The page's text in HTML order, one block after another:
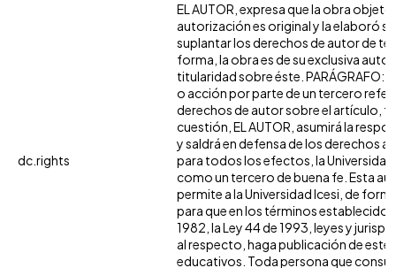
dc.rights
EL AUTOR, expresa que la obra
autorización es original y la elaboró
suplantar los derechos de autor de
forma, la obra es de su exclusiva
titularidad sobre éste. PARÁGRAFO:
o acción por parte de un tercero
derechos de autor sobre el artículo,
cuestión, EL AUTOR, asumirá la
y saldrá en defensa de los derechos
para todos los efectos, la Universidad
como un tercero de buena fe. Esta
permite a la Universidad Icesi, de
para que en los términos establecidos
1982, la Ley 44 de 1993, leyes y
al respecto, haga publicación de este
educativos. Toda persona que